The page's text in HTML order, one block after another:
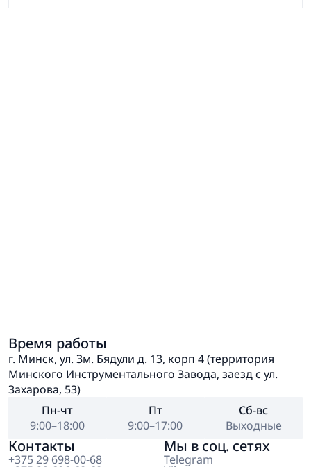
Время работы
г. Минск, ул. Зм. Бядули д. 13, корп 4 (территория
Минского Инструментального Завода, заезд с ул.
Захарова, 53)
Пн-чт
9:00–18:00
Пт
9:00–17:00
Сб-вс
Выходные
Контакты
+375 29 698-00-68
Мы в соц. сетях
Telegram